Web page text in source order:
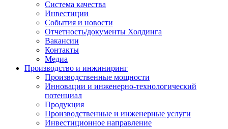
Система качества
Инвестиции
События и новости
Отчетность/документы Холдинга
Вакансии
Контакты
Медиа
Производство и инжиниринг
Производственные мощности
Инновации и инженерно-технологический
потенциал
Продукция
Производственные и инженерные услуги
Инвестиционное направление